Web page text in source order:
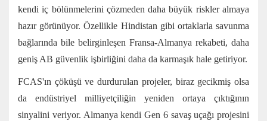
kendi iç bölünmelerini çözmeden daha büyük riskler almaya
hazır görünüyor. Özellikle Hindistan gibi ortaklarlasavunma
bağlarında bile belirginleşen Fransa-Almanya rekabeti, daha
geniş AB güvenlik işbirliğini daha da karmaşık hale getiriyor.
FCAS'ın çöküşü ve durdurulan projeler, biraz gecikmiş olsa
da endüstriyel milliyetçiliğin yeniden ortaya çıktığının
sinyalini veriyor. Almanya kendi Gen 6savaş uçağı projesini